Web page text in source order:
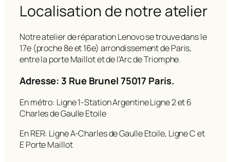
Localisation de notre atelier
Notre atelier de réparation Lenovo se trouve dans le
17e (proche 8e et 16e) arrondissement de Paris,
entre la porte Maillot et de l’Arc de Triomphe.
Adresse: 3 Rue Brunel 75017 Paris.
En métro: Ligne 1-Station Argentine Ligne 2 et 6
Charles de Gaulle Etoile
En RER: Ligne A-Charles de Gaulle Etoile, Ligne C et
E Porte Maillot